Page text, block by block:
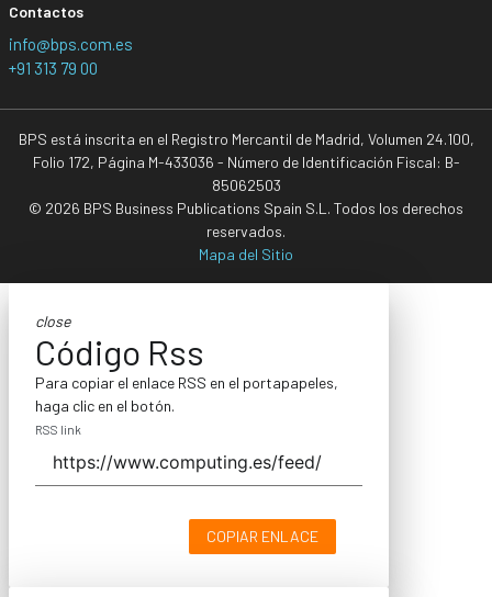
Contactos
info@bps.com.es
+91 313 79 00
BPS está inscrita en el Registro Mercantil de Madrid, Volumen 24.100,
Folio 172, Página M-433036 - Número de Identificación Fiscal: B-
85062503
© 2026 BPS Business Publications Spain S.L. Todos los derechos
reservados.
Mapa del Sitio
close
Código Rss
Para copiar el enlace RSS en el portapapeles,
haga clic en el botón.
RSS link
COPIAR ENLACE